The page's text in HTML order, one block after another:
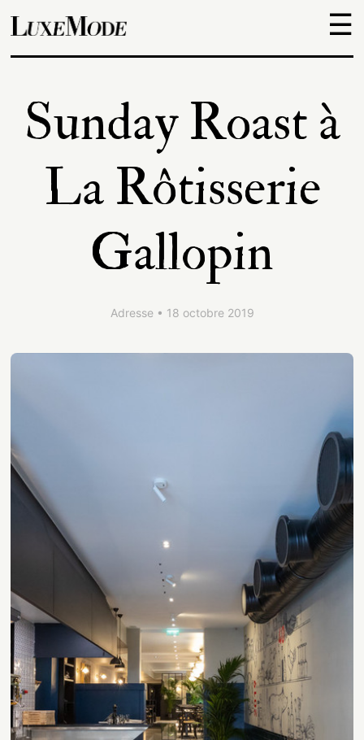
☰
Objets
Escapades
Découvertes
Adresses
propos
Contact
Sunday Roast à
La Rôtisserie
Gallopin
Adresse • 18 octobre 2019